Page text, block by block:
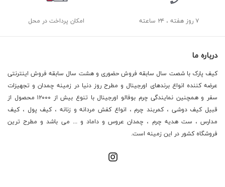
۷ روز هفته ، ۲۴ ساعته امکان پرداخت در محل
درباره ما
کیف پارک با شصت سال سابقه فروش حضوری و هشت سال سابقه فروش اینترنتی
عرضه کننده انواع برندهای اورجینال و مطرح روز دنیا در زمینه چمدان و تجهیزات
سفر و همچنین نمایندگی چرم بوفالو اورجینال با تنوع بیش از ۱۲۰۰۰ محصول از
قبیل کیف دوشی ، کمربند چرم ، انواع کفش مردانه و زنانه ، کیف پول ، کیف
مدارس ، ست هدیه چرم ، چمدان عروس و داماد و ... می باشد و مطرح ترین
فروشگاه کشور در این زمینه است.